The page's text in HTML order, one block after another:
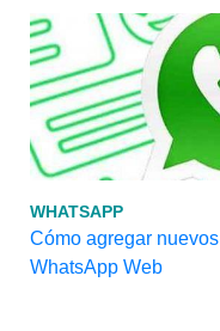
WHATSAPP
Cómo agregar
WhatsApp Web